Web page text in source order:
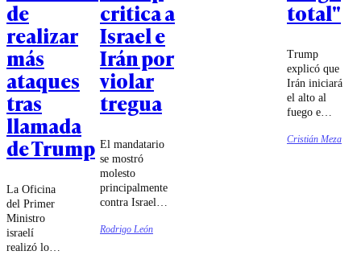
de
realizar
más
ataques
tras
llamada
de Trump
La Oficina
del Primer
Ministro
israelí
realizó los
critica a
Israel e
Irán por
violar
tregua
El mandatario
se mostró
molesto
principalmente
contra Israel y
vez que se
Rodrigo León
total"
Trump
explicó que
Irán iniciará
el alto al
fuego e
lo propio 12
Cristián Meza